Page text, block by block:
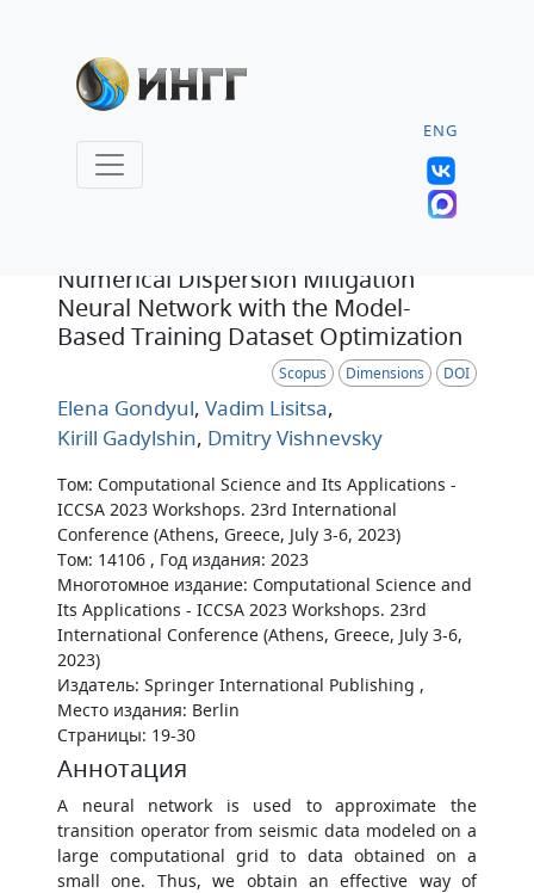
ENG
Numerical Dispersion Mitigation
Neural Network with the Model-
Based Training Dataset Optimization
Scopus Dimensions DOI
Elena Gondyul, Vadim Lisitsa,
Kirill Gadylshin, Dmitry Vishnevsky
Том: Computational Science and Its Applications -
ICCSA 2023 Workshops. 23rd International
Conference (Athens, Greece, July 3-6, 2023)
Том: 14106 , Год издания: 2023
Многотомное издание: Computational Science and
Its Applications - ICCSA 2023 Workshops. 23rd
International Conference (Athens, Greece, July 3-6,
2023)
Издатель: Springer International Publishing ,
Место издания: Berlin
Страницы: 19-30
Аннотация
A neural network is used to approximate the
transition operator from seismic data modeled on a
large computational grid to data obtained on a
small one. Thus, we obtain an effective way of